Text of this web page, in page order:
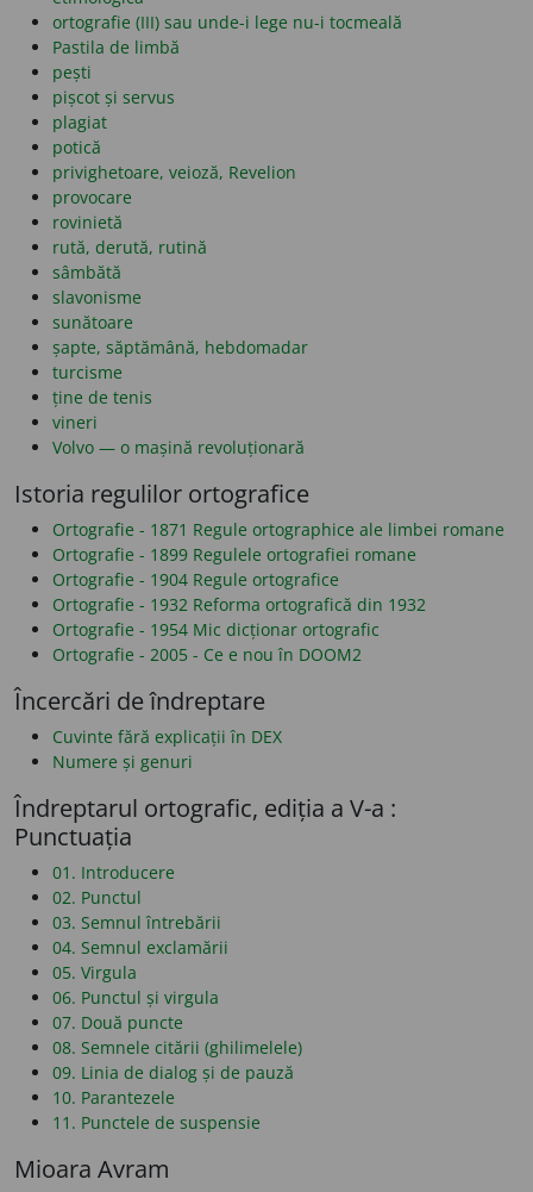
ortografie (III) sau unde-i lege nu-i tocmeală
Pastila de limbă
pești
pișcot și servus
plagiat
potică
privighetoare, veioză, Revelion
provocare
rovinietă
rută, derută, rutină
sâmbătă
slavonisme
sunătoare
șapte, săptămână, hebdomadar
turcisme
ține de tenis
vineri
Volvo — o mașină revoluționară
Istoria regulilor ortografice
Ortografie - 1871 Regule ortographice ale limbei romane
Ortografie - 1899 Regulele ortografiei romane
Ortografie - 1904 Regule ortografice
Ortografie - 1932 Reforma ortografică din 1932
Ortografie - 1954 Mic dicționar ortografic
Ortografie - 2005 - Ce e nou în DOOM2
Încercări de îndreptare
Cuvinte fără explicații în DEX
Numere și genuri
Îndreptarul ortografic, ediția a V-a :
Punctuația
01. Introducere
02. Punctul
03. Semnul întrebării
04. Semnul exclamării
05. Virgula
06. Punctul și virgula
07. Două puncte
08. Semnele citării (ghilimelele)
09. Linia de dialog și de pauză
10. Parantezele
11. Punctele de suspensie
Mioara Avram